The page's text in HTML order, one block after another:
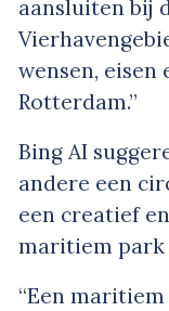
aansluiten bij
wensen, eisen
Rotterdam.”
Bing AI
andere een
een creatief
maritiem park
“Een